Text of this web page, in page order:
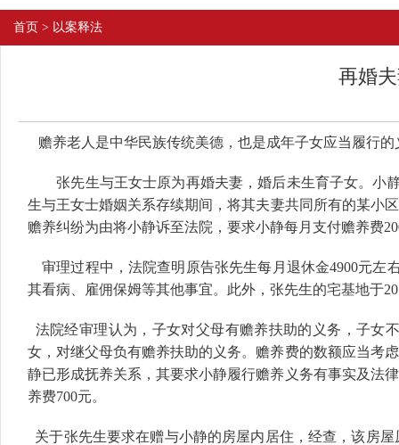
首页 > 以案释法
再婚
赡养老人是中华民族传统美德，也是成年子女应当履行
张先生与王女士原为再婚夫妻，婚后未生育子女。小静
生与王女士婚姻关系存续期间，将其夫妻共同所有的某小
赡养纠纷为由将小静诉至法院，要求小静每月支付赡养费
审理过程中，法院查明原告张先生每月退休金4900元左
其看病、雇佣保姆等其他事宜。此外，张先生的宅基地于
法院经审理认为，子女对父母有赡养扶助的义务，子女
女，对继父母负有赡养扶助的义务。赡养费的数额应当考
静已形成抚养关系，其要求小静履行赡养义务有事实及法
养费700元。
关于张先生要求在赠与小静的房屋内居住，经查，该房